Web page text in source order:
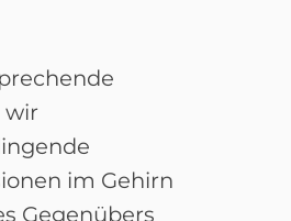
wir
im Gehirn
Gegenübers